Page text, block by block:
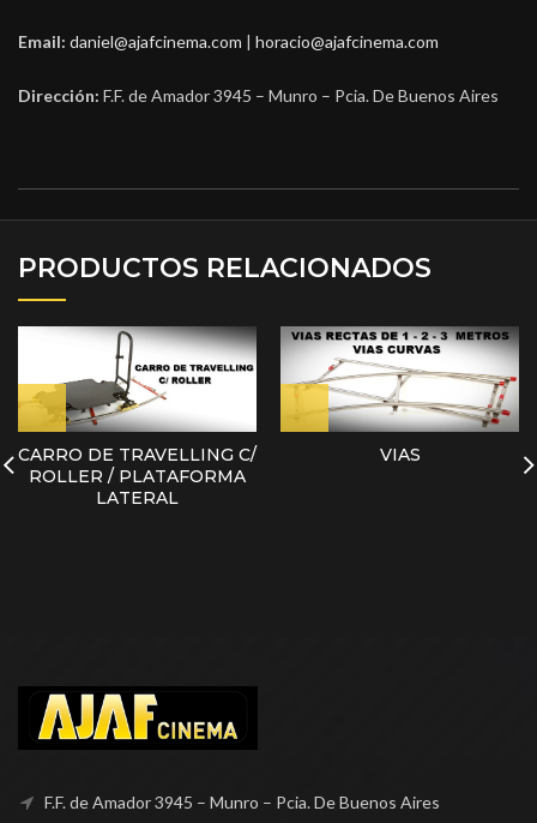
Email: daniel@ajafcinema.com | horacio@ajafcinema.com
Dirección: F.F. de Amador 3945 – Munro – Pcia. De Buenos Aires
PRODUCTOS RELACIONADOS
CARRO DE TRAVELLING C/
ROLLER / PLATAFORMA
LATERAL
VIAS
F.F. de Amador 3945 – Munro – Pcia. De Buenos Aires